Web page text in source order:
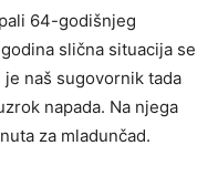
64-godišnjeg
slična situacija se
naš sugovornik tada
napada. Na njega
za mladunčad.